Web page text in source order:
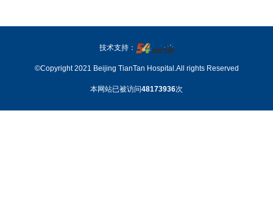
技术支持：
©Copyright 2021 Beijing TianTan Hospital.All rights Reserved
本网站已被访问48173936次